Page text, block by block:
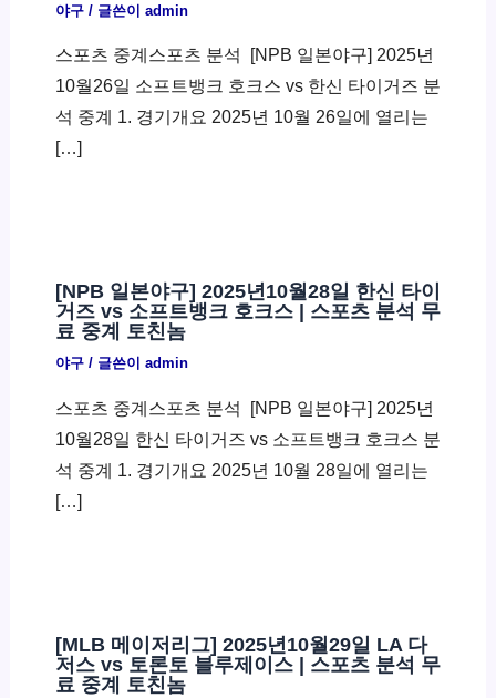
야구/ 글쓴이 admin
스포츠 중계스포츠 분석 ​ [NPB 일본야구] 2025년
10월26일 소프트뱅크 호크스 vs 한신 타이거즈 분
석 중계 1. 경기개요 2025년 10월 26일에 열리는
[…]
[NPB 일본야구] 2025년10월28일 한신 타이
거즈 vs 소프트뱅크 호크스 | 스포츠 분석 무
료 중계 토친놈
야구/ 글쓴이 admin
스포츠 중계스포츠 분석 ​ [NPB 일본야구] 2025년
10월28일 한신 타이거즈 vs 소프트뱅크 호크스 분
석 중계 1. 경기개요 2025년 10월 28일에 열리는
[…]
[MLB 메이저리그] 2025년10월29일 LA 다
저스 vs 토론토 블루제이스 | 스포츠 분석 무
료 중계 토친놈